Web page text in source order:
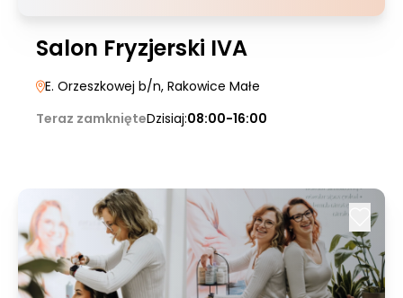
Salon Fryzjerski IVA
E. Orzeszkowej b/n, Rakowice Małe
Teraz zamknięteDzisiaj:08:00-16:00